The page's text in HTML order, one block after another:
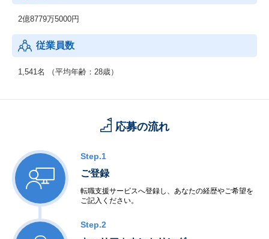
2億8779万5000円
従業員数
1,541名 （平均年齢：28歳）
応募の流れ
Step.1
ご登録
転職支援サービスへ登録し、あなたの経歴やご希望を
ご記入ください。
Step.2